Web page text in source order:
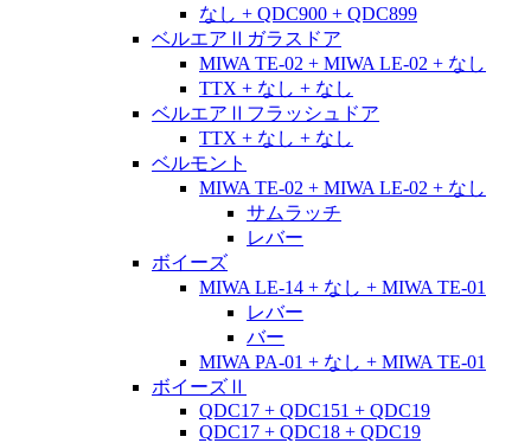
なし + QDC900 + QDC899
ベルエアⅡガラスドア
MIWA TE-02 + MIWA LE-02 + なし
TTX + なし + なし
ベルエアⅡフラッシュドア
TTX + なし + なし
ベルモント
MIWA TE-02 + MIWA LE-02 + なし
サムラッチ
レバー
ボイーズ
MIWA LE-14 + なし + MIWA TE-01
レバー
バー
MIWA PA-01 + なし + MIWA TE-01
ボイーズⅡ
QDC17 + QDC151 + QDC19
QDC17 + QDC18 + QDC19